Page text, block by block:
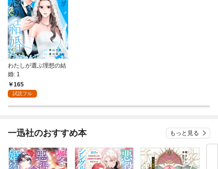
わたしが選ぶ理想の結
婚: 1
165
試読フル
一迅社のおすすめ本 もっと見る